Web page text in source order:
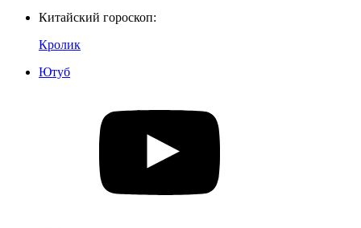
Китайский гороскоп:
Кролик
Ютуб